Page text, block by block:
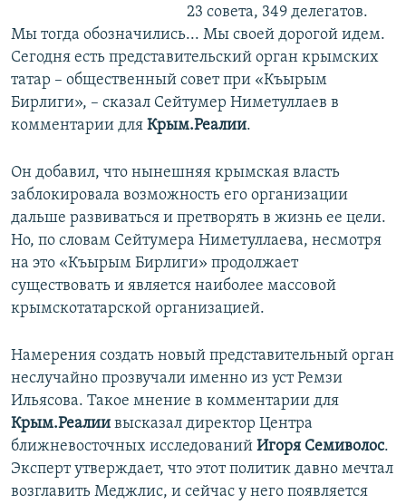
23 совета, 349 делегатов.
Мы тогда обозначились... Мы своей дорогой идем.
Сегодня есть представительский орган крымских
татар – общественный совет при «Къырым
Бирлиги», – сказал Сейтумер Ниметуллаев в
комментарии для Крым.Реалии.
Он добавил, что нынешняя крымская власть
заблокировала возможность его организации
дальше развиваться и претворять в жизнь ее цели.
Но, по словам Сейтумера Ниметуллаева, несмотря
на это «Къырым Бирлиги» продолжает
существовать и является наиболее массовой
крымскотатарской организацией.
Намерения создать новый представительный орган
неслучайно прозвучали именно из уст Ремзи
Ильясова. Такое мнение в комментарии для
Крым.Реалии высказал директор Центра
ближневосточных исследований Игоря Семиволос.
Эксперт утверждает, что этот политик давно мечтал
возглавить Меджлис, и сейчас у него появляется